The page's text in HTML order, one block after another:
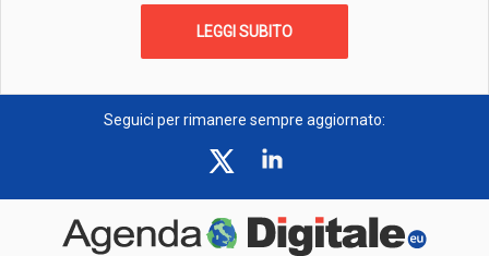
LEGGI SUBITO
Seguici per rimanere sempre aggiornato: